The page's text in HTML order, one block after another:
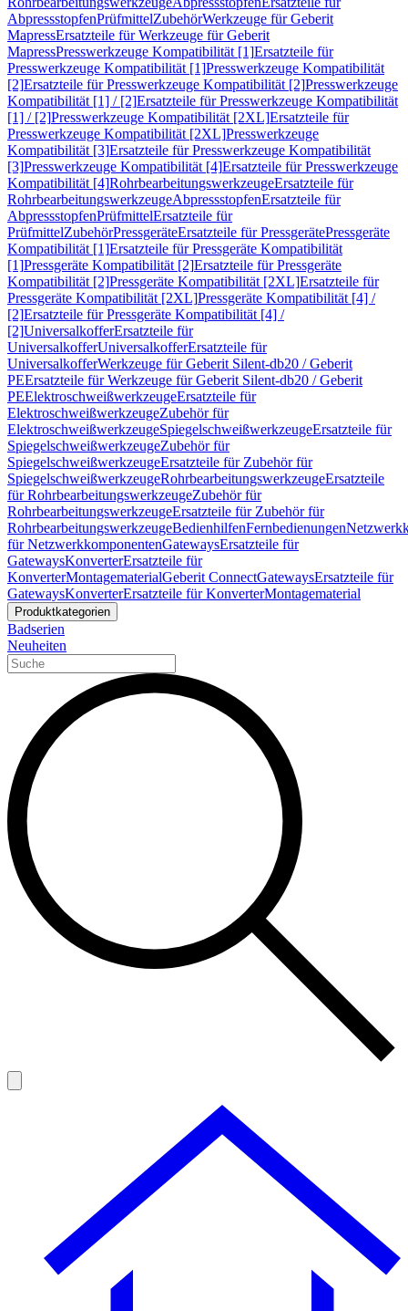
AbpressstopfenPrüfmittelZubehörWerkzeuge für Geberit
MapressErsatzteile für Werkzeuge für Geberit
MapressPresswerkzeuge Kompatibilität [1]Ersatzteile für
Presswerkzeuge Kompatibilität [1]Presswerkzeuge Kompatibilität
[2]Ersatzteile für Presswerkzeuge Kompatibilität [2]Presswerkzeuge
Kompatibilität [1] / [2]Ersatzteile für Presswerkzeuge Kompatibilität
[1] / [2]Presswerkzeuge Kompatibilität [2XL]Ersatzteile für
Presswerkzeuge Kompatibilität [2XL]Presswerkzeuge
Kompatibilität [3]Ersatzteile für Presswerkzeuge Kompatibilität
[3]Presswerkzeuge Kompatibilität [4]Ersatzteile für Presswerkzeuge
Kompatibilität [4]RohrbearbeitungswerkzeugeErsatzteile für
RohrbearbeitungswerkzeugeAbpressstopfenErsatzteile für
AbpressstopfenPrüfmittelErsatzteile für
PrüfmittelZubehörPressgeräteErsatzteile für PressgerätePressgeräte
Kompatibilität [1]Ersatzteile für Pressgeräte Kompatibilität
[1]Pressgeräte Kompatibilität [2]Ersatzteile für Pressgeräte
Kompatibilität [2]Pressgeräte Kompatibilität [2XL]Ersatzteile für
Pressgeräte Kompatibilität [2XL]Pressgeräte Kompatibilität [4] /
[2]Ersatzteile für Pressgeräte Kompatibilität [4] /
[2]UniversalkofferErsatzteile für
UniversalkofferUniversalkofferErsatzteile für
UniversalkofferWerkzeuge für Geberit Silent-db20 / Geberit
PEErsatzteile für Werkzeuge für Geberit Silent-db20 / Geberit
PEElektroschweißwerkzeugeErsatzteile für
ElektroschweißwerkzeugeZubehör für
ElektroschweißwerkzeugeSpiegelschweißwerkzeugeErsatzteile für
SpiegelschweißwerkzeugeZubehör für
SpiegelschweißwerkzeugeErsatzteile für Zubehör für
SpiegelschweißwerkzeugeRohrbearbeitungswerkzeugeErsatzteile
für RohrbearbeitungswerkzeugeZubehör für
RohrbearbeitungswerkzeugeErsatzteile für Zubehör für
RohrbearbeitungswerkzeugeBedienhilfenFernbedienungen
für NetzwerkkomponentenGatewaysErsatzteile für
GatewaysKonverterErsatzteile für
KonverterMontagematerialGeberit ConnectGatewaysErsatzteile für
GatewaysKonverterErsatzteile für KonverterMontagematerial
Produktkategorien
Badserien
Neuheiten